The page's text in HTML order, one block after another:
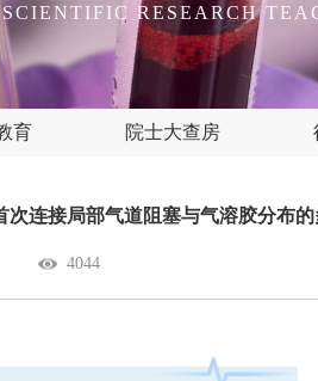
SCIENTIFIC RESEARCH
育 院士大查房
连接局部气道阻塞与气溶胶分布
4044